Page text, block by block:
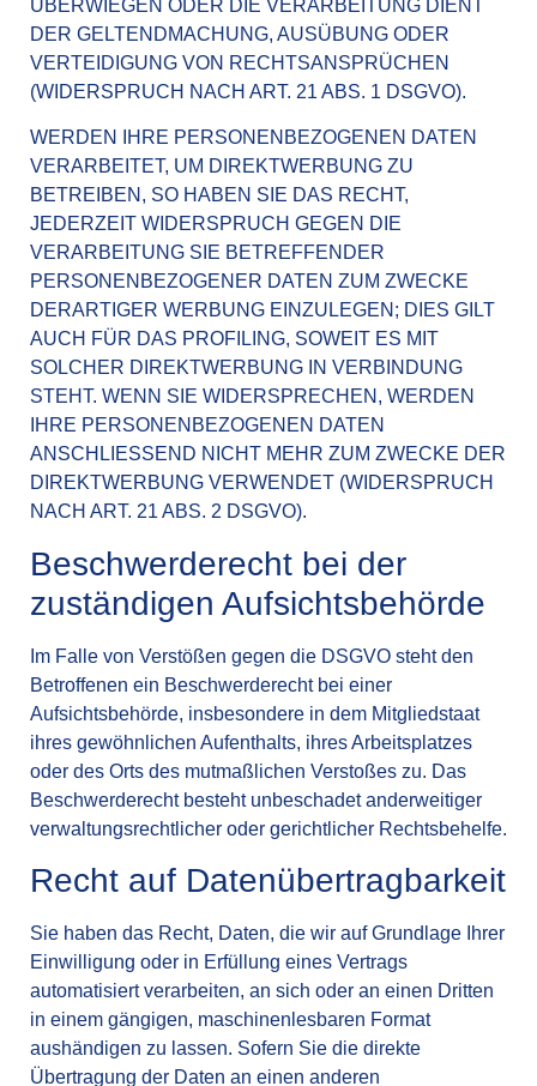
ÜBERWIEGEN ODER DIE VERARBEITUNG DIENT
DER GELTENDMACHUNG, AUSÜBUNG ODER
VERTEIDIGUNG VON RECHTSANSPRÜCHEN
(WIDERSPRUCH NACH ART. 21 ABS. 1 DSGVO).
WERDEN IHRE PERSONENBEZOGENEN DATEN
VERARBEITET, UM DIREKTWERBUNG ZU
BETREIBEN, SO HABEN SIE DAS RECHT,
JEDERZEIT WIDERSPRUCH GEGEN DIE
VERARBEITUNG SIE BETREFFENDER
PERSONENBEZOGENER DATEN ZUM ZWECKE
DERARTIGER WERBUNG EINZULEGEN; DIES GILT
AUCH FÜR DAS PROFILING, SOWEIT ES MIT
SOLCHER DIREKTWERBUNG IN VERBINDUNG
STEHT. WENN SIE WIDERSPRECHEN, WERDEN
IHRE PERSONENBEZOGENEN DATEN
ANSCHLIESSEND NICHT MEHR ZUM ZWECKE DER
DIREKTWERBUNG VERWENDET (WIDERSPRUCH
NACH ART. 21 ABS. 2 DSGVO).
Beschwerde­recht bei der
zuständigen Aufsichts­behörde
Im Falle von Verstößen gegen die DSGVO steht den
Betroffenen ein Beschwerderecht bei einer
Aufsichtsbehörde, insbesondere in dem Mitgliedstaat
ihres gewöhnlichen Aufenthalts, ihres Arbeitsplatzes
oder des Orts des mutmaßlichen Verstoßes zu. Das
Beschwerderecht besteht unbeschadet anderweitiger
verwaltungsrechtlicher oder gerichtlicher Rechtsbehelfe.
Recht auf Daten­übertrag­barkeit
Sie haben das Recht, Daten, die wir auf Grundlage Ihrer
Einwilligung oder in Erfüllung eines Vertrags
automatisiert verarbeiten, an sich oder an einen Dritten
in einem gängigen, maschinenlesbaren Format
aushändigen zu lassen. Sofern Sie die direkte
Übertragung der Daten an einen anderen